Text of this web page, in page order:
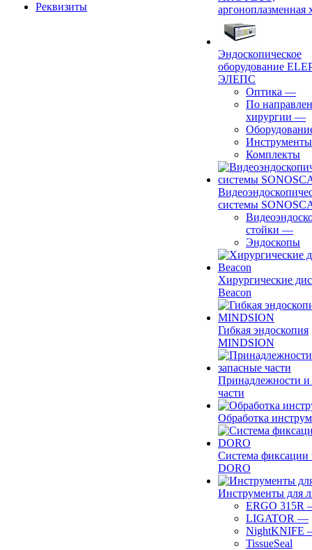
Реквизиты
аргоноплазменная
Эндоскопическое
оборудование
ЭЛЕПС
Оптика —
По
хирургии —
Инструменты
Комплекты
системы
стойки —
Эндоскопы
Хирургические
Beacon
Гибкая эндоскопия
MINDSION
Принадлежности и
части
Обработка
Система фиксации
DORO
Инструменты для
ERGO 315R
LIGATOR —
NightKNIFE
TissueSeal